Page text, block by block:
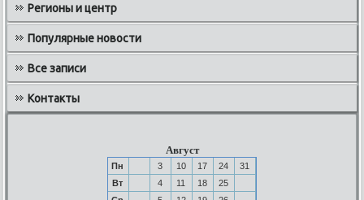
Регионы и центр
Популярные новости
Все записи
Контакты
Август
Пн 3 10 17 24
31
Вт
4 11 18
25